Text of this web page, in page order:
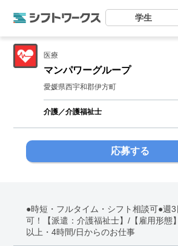
学生
医療
マンパワーグループ
愛媛県西宇和郡伊方町
介護／介護福祉士
応募する
●時短・フルタイム・シフト相談可●週
可！【派遣：介護福祉士】/【雇用形態
以上・4時間/日からのお仕事